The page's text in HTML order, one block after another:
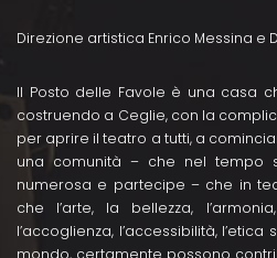
Direzione artistica Enrico Messina e
Il Posto delle Favole è una casa
costruendo a Ceglie, con la
per aprire il teatro a tutti, a
una comunità – che nel tempo
numerosa e partecipe – che in
che l’arte, la bellezza,
l’accoglienza, l’accessibilità,
mondo, certamente possono